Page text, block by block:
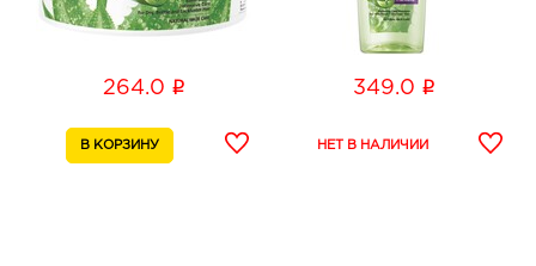
264.0 i 349.0 i